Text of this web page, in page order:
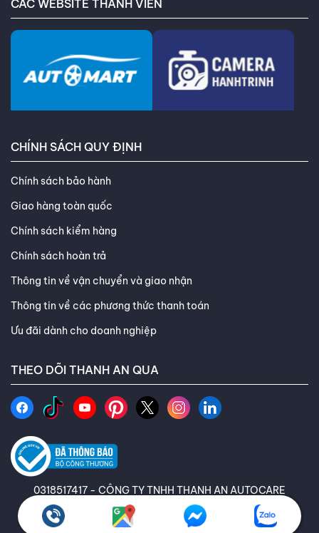
CÁC WEBSITE THÀNH VIÊN
CHÍNH SÁCH QUY ĐỊNH
Chính sách bảo hành
Giao hàng toàn quốc
Chính sách kiểm hàng
Chính sách hoàn trả
Thông tin về vận chuyển và giao nhận
Thông tin về các phương thức thanh toán
Ưu đãi dành cho doanh nghiệp
THEO DÕI THANH AN QUA
0318517417 - CÔNG TY TNHH THANH AN AUTOCARE